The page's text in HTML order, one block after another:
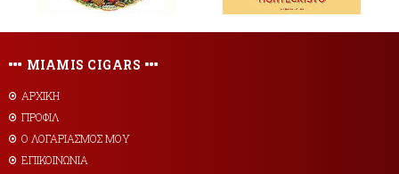
MIAMIS CIGARS
ΑΡΧΙΚΗ
ΠΡΟΦΙΛ
Ο ΛΟΓΑΡΙΑΣΜΟΣ ΜΟΥ
ΕΠΙΚΟΙΝΩΝΙΑ